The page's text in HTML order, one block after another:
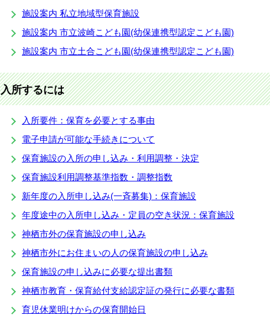
施設案内 私立地域型保育施設
施設案内 市立波崎こども園(幼保連携型認定こども園)
施設案内 市立土合こども園(幼保連携型認定こども園)
入所するには
入所要件：保育を必要とする事由
電子申請が可能な手続きについて
保育施設の入所の申し込み・利用調整・決定
保育施設利用調整基準指数・調整指数
新年度の入所申し込み(一斉募集)：保育施設
年度途中の入所申し込み・定員の空き状況：保育施設
神栖市外の保育施設の申し込み
神栖市外にお住まいの人の保育施設の申し込み
保育施設の申し込みに必要な提出書類
神栖市教育・保育給付支給認定証の発行に必要な書類
育児休業明けからの保育開始日